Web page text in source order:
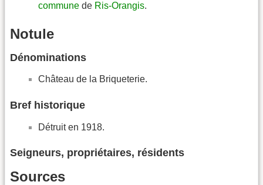
commune de Ris-Orangis.
Notule
Dénominations
Château de la Briqueterie.
Bref historique
Détruit en 1918.
Seigneurs, propriétaires, résidents
Sources